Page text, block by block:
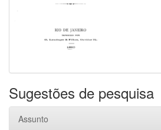
Sugestões de pesquisa
Assunto